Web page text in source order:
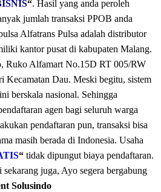
“. Hasil yang anda peroleh
jumlah transaksi PPOB anda
Alfatrans Pulsa adalah distributor
kantor pusat di kabupaten Malang.
Ruko Alfamart No.15D RT 005/RW
Kecamatan Dau. Meski begitu, sistem
berskala nasional. Sehingga
agen bagi seluruh warga
pendaftaran pun, transaksi bisa
masih berada di Indonesia. Usaha
“ tidak dipungut biaya pendaftaran.
juga, Ayo segera bergabung
Solusindo